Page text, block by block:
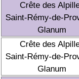
Crête des
Saint-Rémy-de-
Glanum
Crête des
Saint-Rémy-de-
Glanum